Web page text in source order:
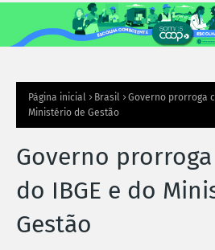
Página inicial Brasil
Governo prorroga
Ministério de Gestão
Governo
do IBGE e do
Gestão